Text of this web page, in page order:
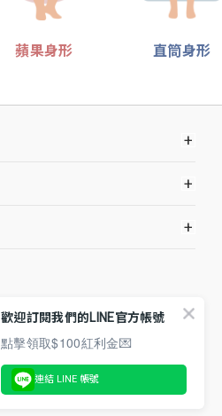
蘋果身形 直筒身形
+
+
+
歡迎訂閱我們的LINE官方帳號
點擊領取$100紅利金💌
連結 LINE 帳號